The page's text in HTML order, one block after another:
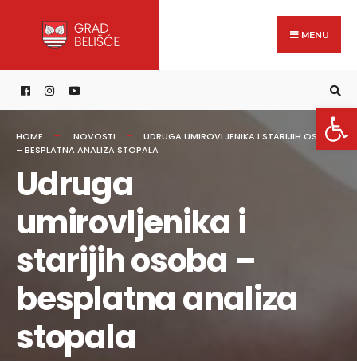
content
MENU
HOME NOVOSTI
UDRUGA UMIROVLJENIKA I STARIJIH OSOBA
– BESPLATNA ANALIZA STOPALA
Udruga
umirovljenika i
starijih osoba –
besplatna analiza
stopala
for: